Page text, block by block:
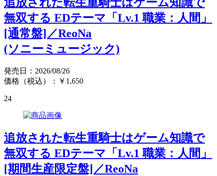
無双する EDテーマ「Lv.1 職業：人間」
[通常盤]／ReoNa
(ソニーミュージック)
発売日：2026/08/26
価格（税込）：￥1,650
24
追放された転生重騎士はゲーム知識で
無双する EDテーマ「Lv.1 職業：人間」
[期間生産限定盤]／ReoNa